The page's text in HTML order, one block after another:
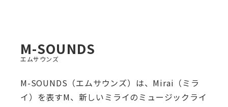
M-SOUNDS
エムサウンズ
M-SOUNDS（エムサウンズ）は、Mirai（ミラ
イ）を表すM、新しいミライのミュージックライ